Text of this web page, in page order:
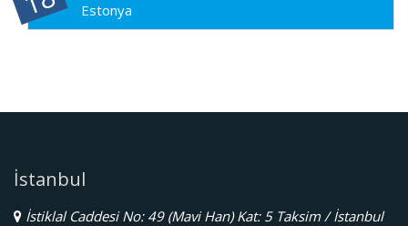
Estonya
İstanbul
İstiklal Caddesi No: 49 (Mavi Han) Kat: 5 Taksim / İstanbul